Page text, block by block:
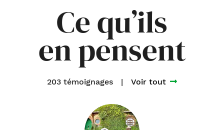
Ce qu’ils
en pensent
203 témoignages | Voir tout